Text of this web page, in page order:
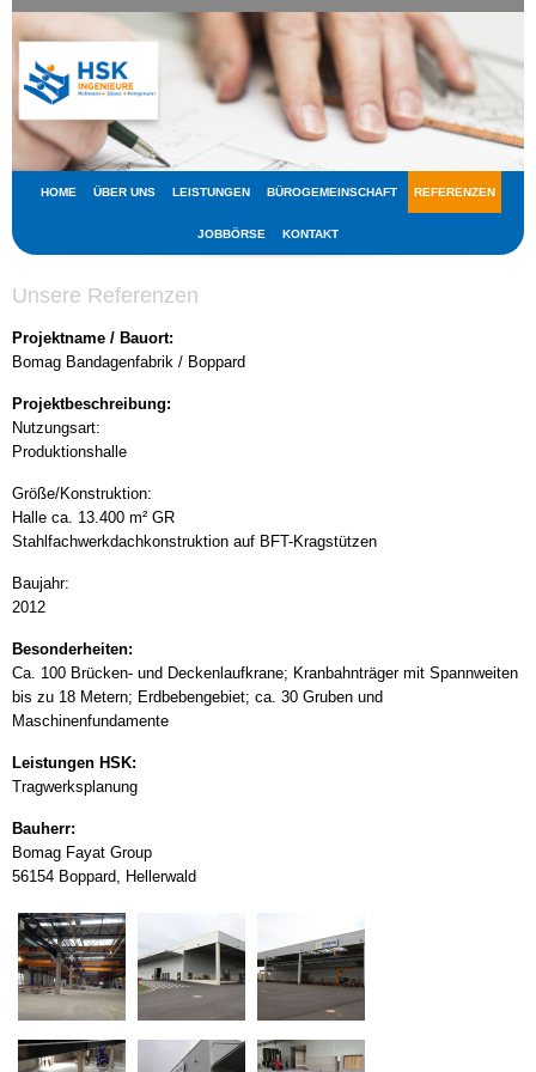
HOME ÜBER UNS LEISTUNGEN BÜROGEMEINSCHAFT REFERENZEN
JOBBÖRSE KONTAKT
Unsere Referenzen
Projektname / Bauort:
Bomag Bandagenfabrik / Boppard
Projektbeschreibung:
Nutzungsart:
Produktionshalle
Größe/Konstruktion:
Halle ca. 13.400 m² GR
Stahlfachwerkdachkonstruktion auf BFT-Kragstützen
Baujahr:
2012
Besonderheiten:
Ca. 100 Brücken- und Deckenlaufkrane; Kranbahnträger mit Spannweiten
bis zu 18 Metern; Erdbebengebiet; ca. 30 Gruben und
Maschinenfundamente
Leistungen HSK:
Tragwerksplanung
Bauherr:
Bomag Fayat Group
56154 Boppard, Hellerwald